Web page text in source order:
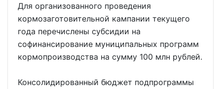
Для организованного проведения
кормозаготовительной кампании текущего
года перечислены субсидии на
софинансирование муниципальных программ
кормопроизводства на сумму 100 млн рублей.
Консолидированный бюджет подпрограммы